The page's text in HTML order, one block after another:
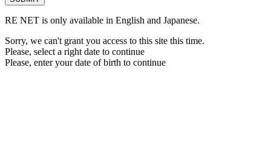
RE NET is only available in English and Japanese.
Sorry, we can't grant you access to this site this time.
Please, select a right date to continue
Please, enter your date of birth to continue